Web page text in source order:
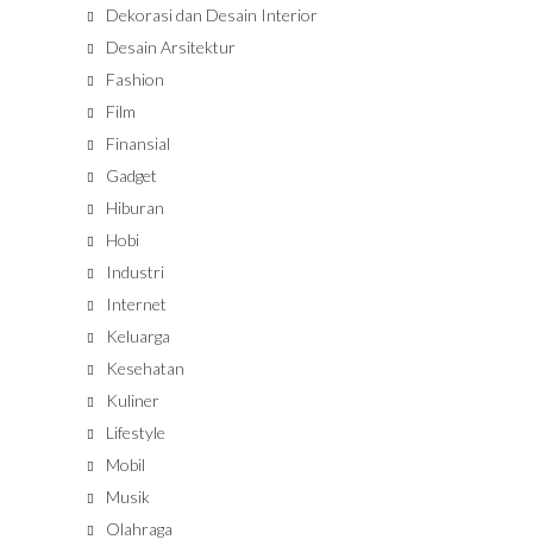
Dekorasi dan Desain Interior
Desain Arsitektur
Fashion
Film
Finansial
Gadget
Hiburan
Hobi
Industri
Internet
Keluarga
Kesehatan
Kuliner
Lifestyle
Mobil
Musik
Olahraga